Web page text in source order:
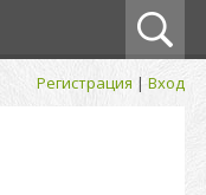
Регистрация |Вход